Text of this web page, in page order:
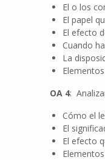
El o los
El papel
El efecto
Cuando
La
OA 4:
Cómo el
El
El efecto